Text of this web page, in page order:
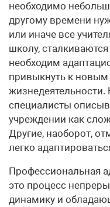
необходимо
другому времени
или иначе все
школу,
необходим
привыкнуть к
специалисты
учреждении как
Другие, наоборот,
легко
Профессиональная
это процесс
динамику и